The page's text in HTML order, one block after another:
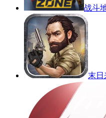
战斗
末日